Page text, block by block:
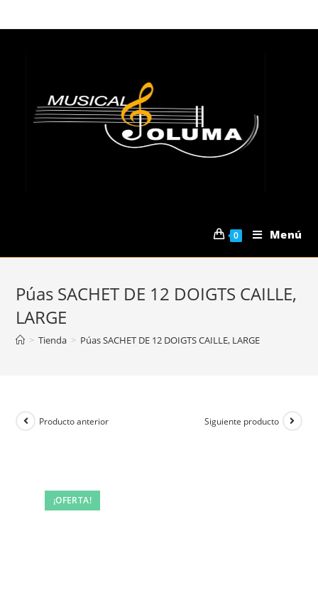
al
0 Menú
Púas SACHET DE 12 DOIGTS CAILLE,
LARGE
> Tienda > Púas SACHET DE 12 DOIGTS CAILLE, LARGE
¡OFERTA!
Producto anterior Siguiente producto